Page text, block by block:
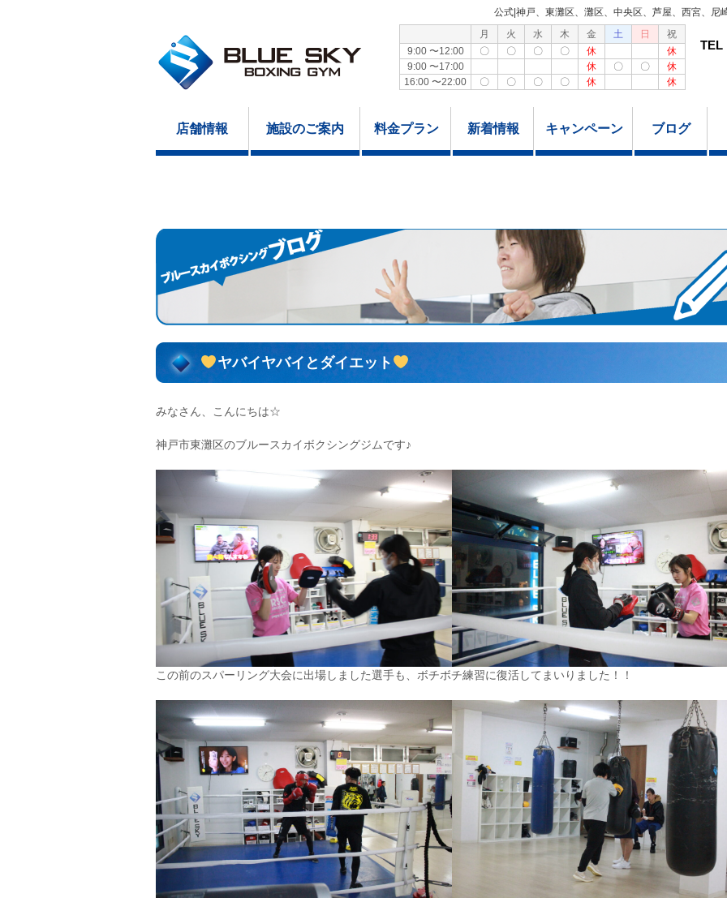
公式|神戸、東灘区、灘区、中央区、芦屋、西宮、
月
火 水 木 金 土 日
祝
9:00 〜12:00
〇 〇 〇 〇 休
休
9:00 〜17:00
休 〇 〇
休
16:00 〜22:00
〇 〇 〇 〇 休 休
TEL
店舗情報 施設のご案内 料金プラン 新着情報 キャンペーン ブログ
ヤバイヤバイとダイエット
みなさん、こんにちは☆
神戸市東灘区のブルースカイボクシングジムです♪
この前のスパーリング大会に出場しました選手も、ボチボチ練習に復活してまいりました！！